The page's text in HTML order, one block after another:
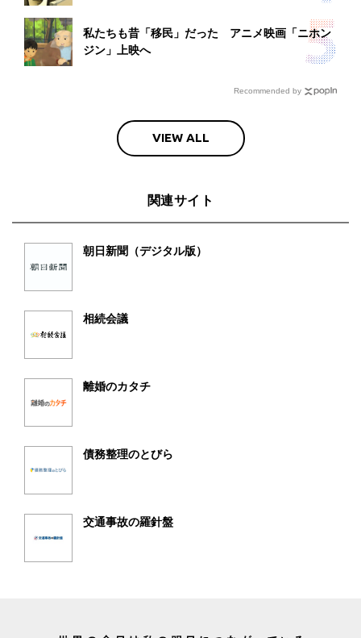
私たちも昔「移民」だった アニメ映画「ニホン
ジン」上映へ
Recommended by
VIEW ALL
関連サイト
朝日新聞（デジタル版）
相続会議
離婚のカタチ
債務整理のとびら
交通事故の羅針盤